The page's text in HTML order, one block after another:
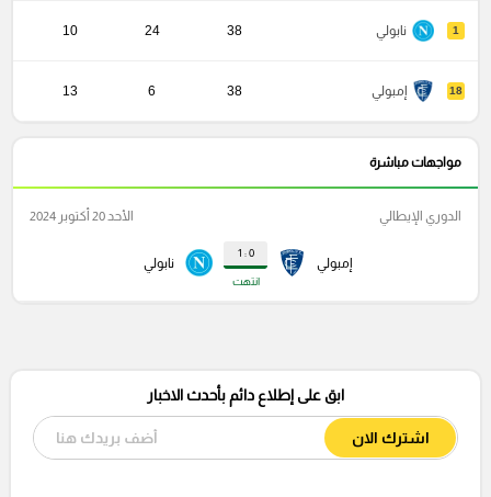
1 نابولي 38
24
10
18 إمبولي 38
6
13
مواجهات مباشرة
إمبولي
0 : 1
انتهت
نابولي
الدوري الإيطالي الأحد 20 أكتوبر 2024
ابق على إطلاع دائم بأحدث الاخبار
اشترك الان